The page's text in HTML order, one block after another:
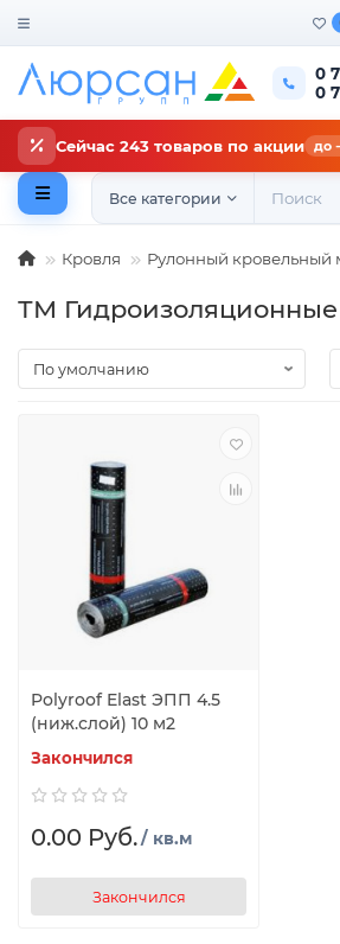
0
0
Сейчас 243 товаров по акции до
Все категории
Кровля Рулонный кровельный
ТМ
Polyroof Elast ЭПП 4.5
(ниж.слой) 10 м2
Закончился
0.00 Руб./ кв.м
Закончился